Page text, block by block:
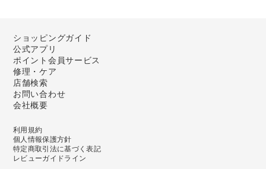
ショッピングガイド
公式アプリ
ポイント会員サービス
修理・ケア
店舗検索
お問い合わせ
会社概要
利用規約
個人情報保護方針
特定商取引法に基づく表記
レビューガイドライン